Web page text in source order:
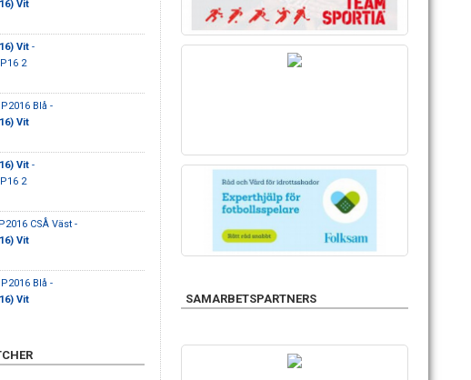
Vit
Vit-
2
Blå -
Vit
Vit-
2
CSÅ Väst -
Vit
Blå -
Vit
SAMARBETSPARTNERS